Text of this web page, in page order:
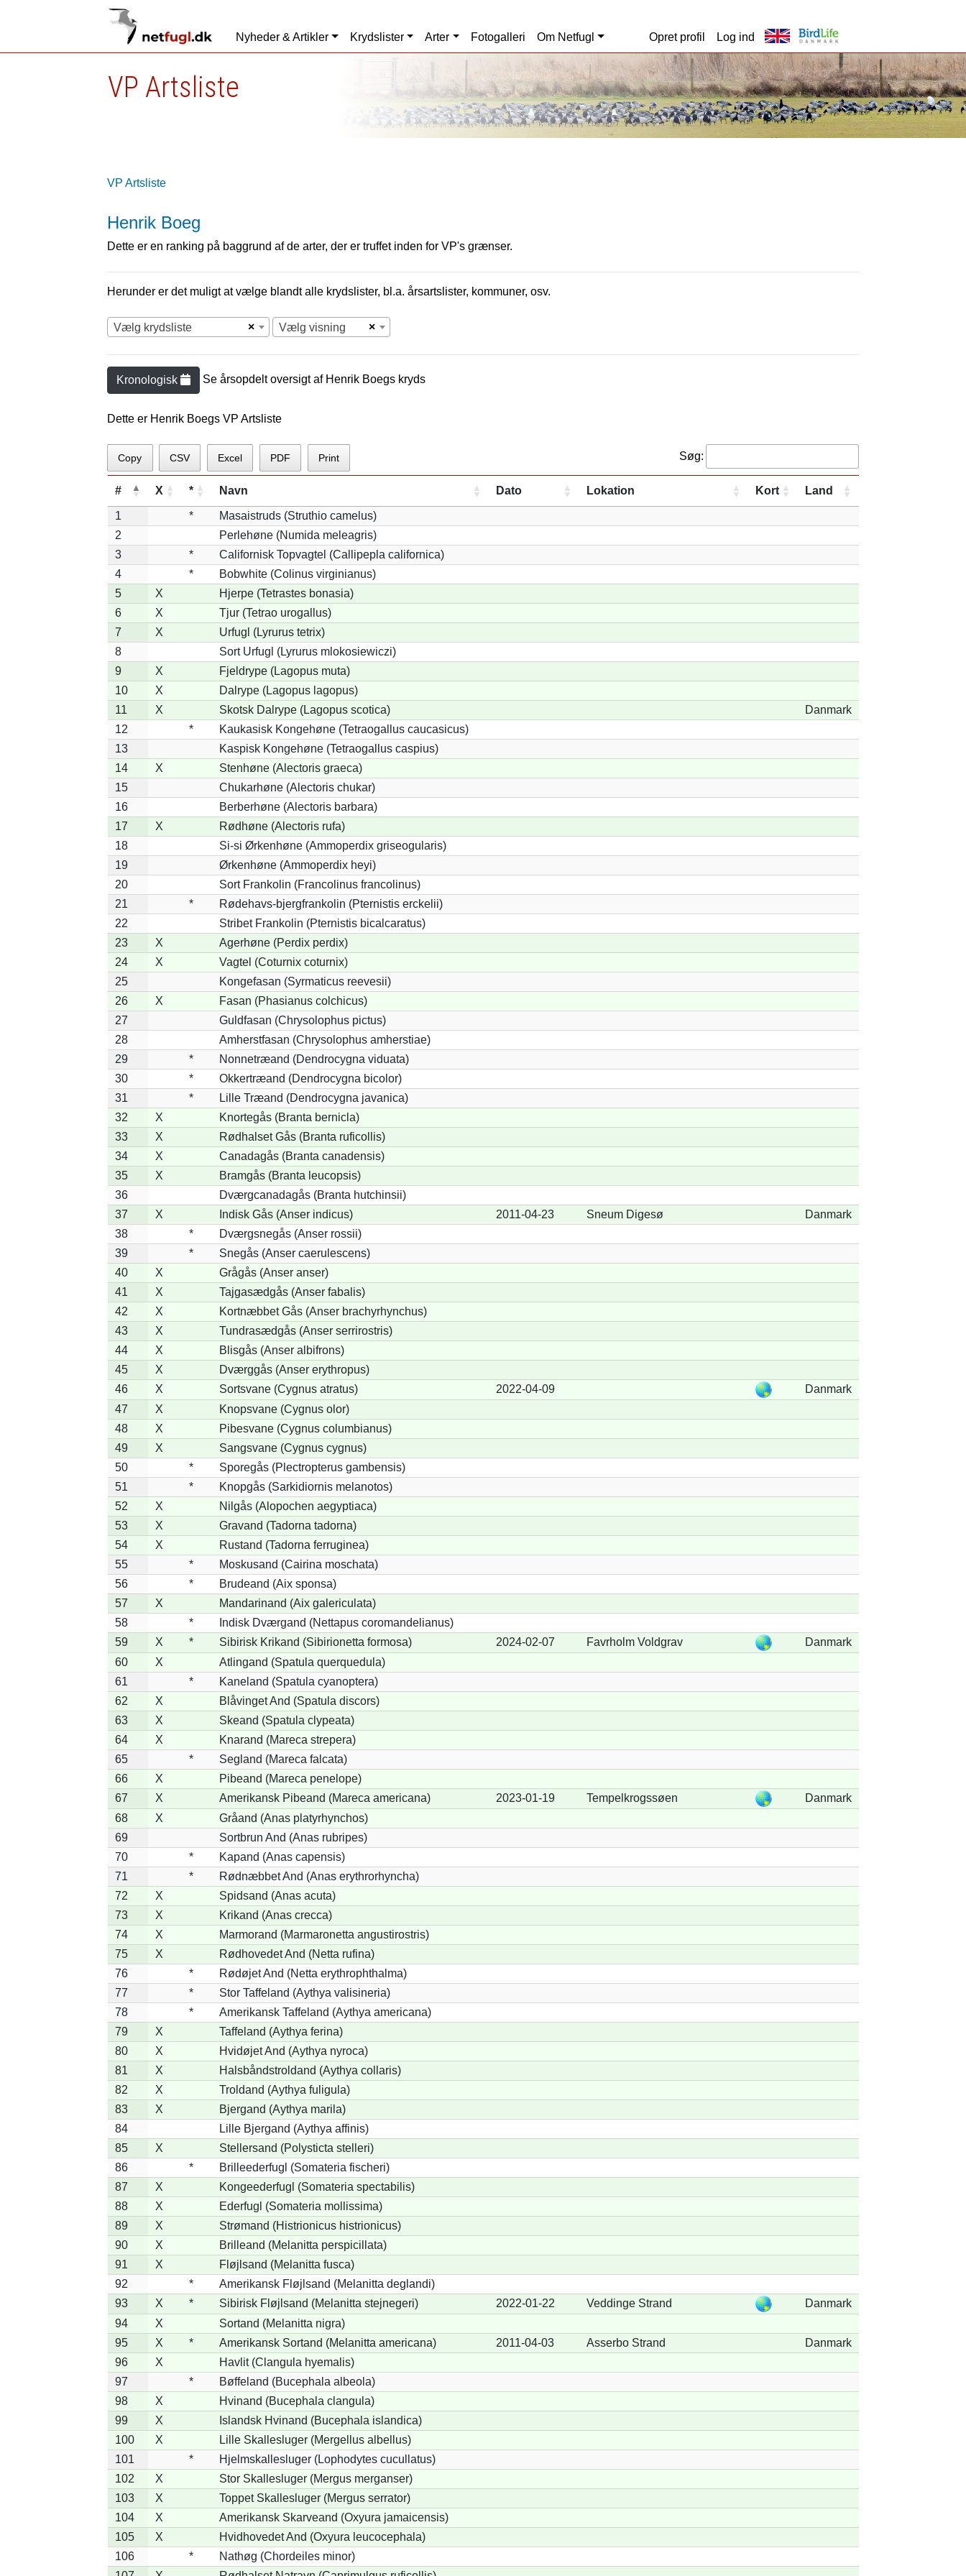
Nyheder & Artikler Krydslister Arter Fotogalleri Om Netfugl Opret profil Log ind
VP Artsliste
VP Artsliste
Henrik Boeg
Dette er en ranking på baggrund af de arter, der er truffet inden for VP's grænser.
Herunder er det muligt at vælge blandt alle krydslister, bl.a. årsartslister, kommuner, osv.
×
Vælg krydsliste ×
Vælg visning
Kronologisk Se årsopdelt oversigt af Henrik Boegs kryds
Dette er Henrik Boegs VP Artsliste
Copy CSV Excel PDF Print Søg:
# X * Navn Dato Lokation Kort Land
1 *
Masaistruds (Struthio camelus)
2
Perlehøne (Numida meleagris)
3
*
Californisk Topvagtel (Callipepla californica)
4
*
Bobwhite (Colinus virginianus)
5
X
Hjerpe (Tetrastes bonasia)
6
X
Tjur (Tetrao urogallus)
7
X
Urfugl (Lyrurus tetrix)
8
Sort Urfugl (Lyrurus mlokosiewiczi)
9
X
Fjeldrype (Lagopus muta)
10
X
Dalrype (Lagopus lagopus)
11
X Skotsk Dalrype (Lagopus scotica)
Danmark
12
*
Kaukasisk Kongehøne (Tetraogallus caucasicus)
13
Kaspisk Kongehøne (Tetraogallus caspius)
14
X
Stenhøne (Alectoris graeca)
15
Chukarhøne (Alectoris chukar)
16
Berberhøne (Alectoris barbara)
17
X
Rødhøne (Alectoris rufa)
18
Si-si Ørkenhøne (Ammoperdix griseogularis)
19
Ørkenhøne (Ammoperdix heyi)
20
Sort Frankolin (Francolinus francolinus)
21
*
Rødehavs-bjergfrankolin (Pternistis erckelii)
22
Stribet Frankolin (Pternistis bicalcaratus)
23
X
Agerhøne (Perdix perdix)
24
X
Vagtel (Coturnix coturnix)
25
Kongefasan (Syrmaticus reevesii)
26
X
Fasan (Phasianus colchicus)
27
Guldfasan (Chrysolophus pictus)
28
Amherstfasan (Chrysolophus amherstiae)
29
*
Nonnetræand (Dendrocygna viduata)
30
*
Okkertræand (Dendrocygna bicolor)
31
*
Lille Træand (Dendrocygna javanica)
32
X
Knortegås (Branta bernicla)
33
X
Rødhalset Gås (Branta ruficollis)
34
X
Canadagås (Branta canadensis)
35
X
Bramgås (Branta leucopsis)
36
Dværgcanadagås (Branta hutchinsii)
37
X Indisk Gås (Anser indicus) 2011-04-23 Sneum Digesø
Danmark
38
*
Dværgsnegås (Anser rossii)
39
*
Snegås (Anser caerulescens)
40
X
Grågås (Anser anser)
41
X
Tajgasædgås (Anser fabalis)
42
X
Kortnæbbet Gås (Anser brachyrhynchus)
43
X
Tundrasædgås (Anser serrirostris)
44
X
Blisgås (Anser albifrons)
45
X
Dværggås (Anser erythropus)
46
X Sortsvane (Cygnus atratus) 2022-04-09
Danmark
47
X
Knopsvane (Cygnus olor)
48
X
Pibesvane (Cygnus columbianus)
49
X
Sangsvane (Cygnus cygnus)
50
*
Sporegås (Plectropterus gambensis)
51
*
Knopgås (Sarkidiornis melanotos)
52
X
Nilgås (Alopochen aegyptiaca)
53
X
Gravand (Tadorna tadorna)
54
X
Rustand (Tadorna ferruginea)
55
*
Moskusand (Cairina moschata)
56
*
Brudeand (Aix sponsa)
57
X
Mandarinand (Aix galericulata)
58
*
Indisk Dværgand (Nettapus coromandelianus)
59
X * Sibirisk Krikand (Sibirionetta formosa) 2024-02-07 Favrholm Voldgrav
Danmark
60
X
Atlingand (Spatula querquedula)
61
*
Kaneland (Spatula cyanoptera)
62
X
Blåvinget And (Spatula discors)
63
X
Skeand (Spatula clypeata)
64
X
Knarand (Mareca strepera)
65
*
Segland (Mareca falcata)
66
X
Pibeand (Mareca penelope)
67
X Amerikansk Pibeand (Mareca americana) 2023-01-19 Tempelkrogssøen
Danmark
68
X
Gråand (Anas platyrhynchos)
69
Sortbrun And (Anas rubripes)
70
*
Kapand (Anas capensis)
71
*
Rødnæbbet And (Anas erythrorhyncha)
72
X
Spidsand (Anas acuta)
73
X
Krikand (Anas crecca)
74
X
Marmorand (Marmaronetta angustirostris)
75
X
Rødhovedet And (Netta rufina)
76
*
Rødøjet And (Netta erythrophthalma)
77
*
Stor Taffeland (Aythya valisineria)
78
*
Amerikansk Taffeland (Aythya americana)
79
X
Taffeland (Aythya ferina)
80
X
Hvidøjet And (Aythya nyroca)
81
X
Halsbåndstroldand (Aythya collaris)
82
X
Troldand (Aythya fuligula)
83
X
Bjergand (Aythya marila)
84
Lille Bjergand (Aythya affinis)
85
X
Stellersand (Polysticta stelleri)
86
*
Brilleederfugl (Somateria fischeri)
87
X
Kongeederfugl (Somateria spectabilis)
88
X
Ederfugl (Somateria mollissima)
89
X
Strømand (Histrionicus histrionicus)
90
X
Brilleand (Melanitta perspicillata)
91
X
Fløjlsand (Melanitta fusca)
92
*
Amerikansk Fløjlsand (Melanitta deglandi)
93
X * Sibirisk Fløjlsand (Melanitta stejnegeri) 2022-01-22 Veddinge Strand
Danmark
94
X
Sortand (Melanitta nigra)
95
X * Amerikansk Sortand (Melanitta americana) 2011-04-03 Asserbo Strand
Danmark
96
X
Havlit (Clangula hyemalis)
97
*
Bøffeland (Bucephala albeola)
98
X
Hvinand (Bucephala clangula)
99
X
Islandsk Hvinand (Bucephala islandica)
100
X
Lille Skallesluger (Mergellus albellus)
101
*
Hjelmskallesluger (Lophodytes cucullatus)
102
X
Stor Skallesluger (Mergus merganser)
103
X
Toppet Skallesluger (Mergus serrator)
104
X
Amerikansk Skarveand (Oxyura jamaicensis)
105
X
Hvidhovedet And (Oxyura leucocephala)
106
*
Nathøg (Chordeiles minor)